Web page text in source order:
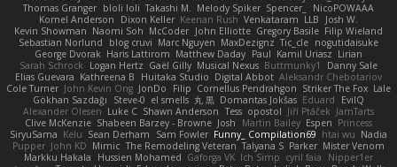
Thomas Granger bloli loli Takashi M. Melody Spiker Spencer_
NicoPOWAAA
Kornel Anderson
Dixon Keller Keenan Rush Venkataram LLB
Josh W.
Kevin Showman Naomi Soh McCoder John Elliotte Gregory Basile Filip Wieland
Sebastian Norlund
blog cruvi Marc Nguyen MaxDezignz Tic_cle nogutidaisuke
George Dvorak Haris Lattirom Matthew Daday Paul Kamil Uriasz Lirian
Sarah Schrock
Logan Hertz Gaël Gilly Musical Nexus Buttmunky1
Danny Sale
Elias Guevara Kathreena B Huitaka Studio Digital Abbot Aleksandr Chebotariov
Cole Turner John Kevin Ong JonDo Filip Cornellus Pendrahgon Striker The Fox Lale
Gökhan Sazdağı
Steve-0 el smells 丸 黒 Domantas Jokšas Eduard
EvilQ
Alexander Olesen Luke C Shawn Anderson Tess opostol Jiří Ptáček JamTarts
Clive McKenzie Shabeen Barzey - Browne Josh Martin Bailey Espen Princess
SiryuSama Kelu Sean Derham Sam Fowler Funny_ Compilation69 htai wu Nadia
Pupper John KD Mimic The Remodeling Veteran Talyana S Parker Mister Venom
Markku Hakala
Hussien Mohamed Gaforga VK Ich Simp cyril faia
Nipper1er